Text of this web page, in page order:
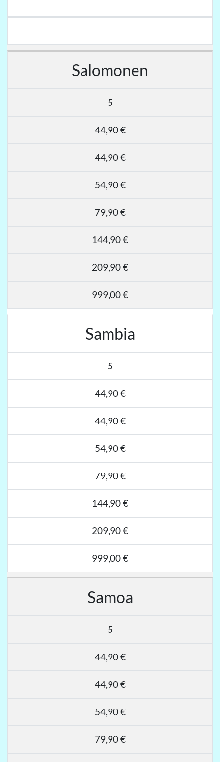
Salomonen
5
44,90 €
44,90 €
54,90 €
79,90 €
144,90 €
209,90 €
999,00 €
Sambia
5
44,90 €
44,90 €
54,90 €
79,90 €
144,90 €
209,90 €
999,00 €
Samoa
5
44,90 €
44,90 €
54,90 €
79,90 €